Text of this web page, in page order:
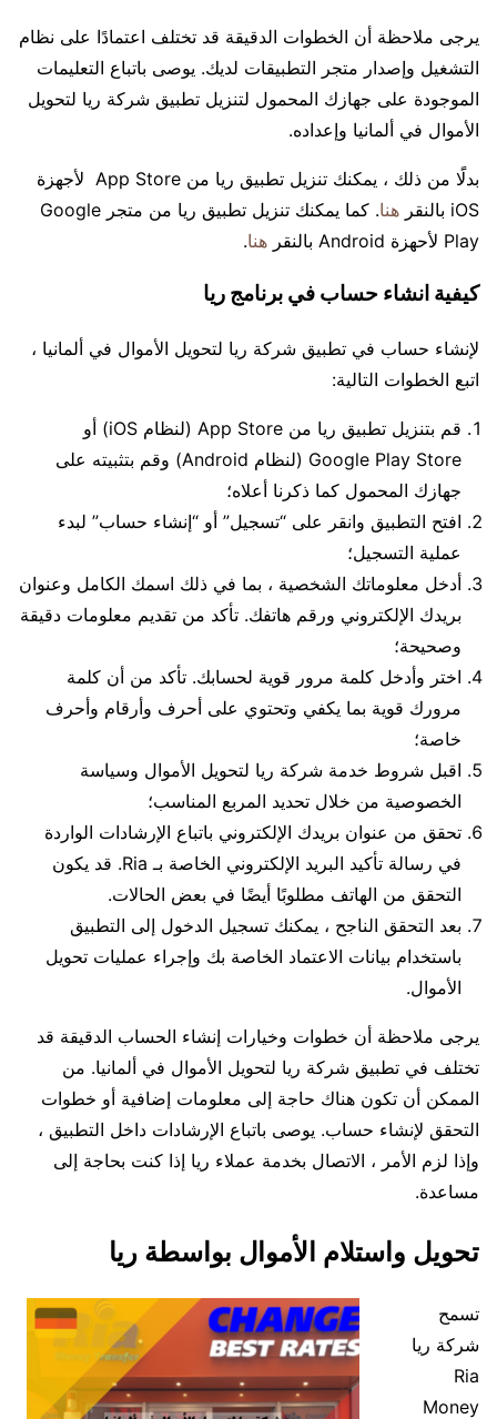
يرجى ملاحظة أن الخطوات الدقيقة قد تختلف اعتمادًا على نظام
التشغيل وإصدار متجر التطبيقات لديك. يوصى باتباع التعليمات
الموجودة على جهازك المحمول لتنزيل تطبيق شركة ريا لتحويل
الأموال في ألمانيا وإعداده.
بدلًَا من ذلك ، يمكنك تنزيل تطبيق ريا من App Store لأجهزة
iOS بالنقر
هنا
. كما يمكنك تنزيل تطبيق ريا من متجر Google
Play لأحهزة Android بالنقر
هنا.
كيفية انشاء حساب في برنامج ريا
لإنشاء حساب في تطبيق شركة ريا لتحويل الأموال في ألمانيا ،
اتبع الخطوات التالية:
قم بتنزيل تطبيق ريا من App Store (لنظام iOS) أو
Google Play Store (لنظام Android) وقم بتثبيته على
جهازك المحمول كما ذكرنا أعلاه؛
افتح التطبيق وانقر على “تسجيل” أو “إنشاء حساب” لبدء
عملية التسجيل؛
أدخل معلوماتك الشخصية ، بما في ذلك اسمك الكامل وعنوان
بريدك الإلكتروني ورقم هاتفك. تأكد من تقديم معلومات دقيقة
وصحيحة؛
اختر وأدخل كلمة مرور قوية لحسابك. تأكد من أن كلمة
مرورك قوية بما يكفي وتحتوي على أحرف وأرقام وأحرف
خاصة؛
اقبل شروط خدمة شركة ريا لتحويل الأموال وسياسة
الخصوصية من خلال تحديد المربع المناسب؛
تحقق من عنوان بريدك الإلكتروني باتباع الإرشادات الواردة
في رسالة تأكيد البريد الإلكتروني الخاصة بـ Ria. قد يكون
التحقق من الهاتف مطلوبًا أيضًا في بعض الحالات.
بعد التحقق الناجح ، يمكنك تسجيل الدخول إلى التطبيق
باستخدام بيانات الاعتماد الخاصة بك وإجراء عمليات تحويل
الأموال.
يرجى ملاحظة أن خطوات وخيارات إنشاء الحساب الدقيقة قد
تختلف في تطبيق شركة ريا لتحويل الأموال في ألمانيا. من
الممكن أن تكون هناك حاجة إلى معلومات إضافية أو خطوات
التحقق لإنشاء حساب. يوصى باتباع الإرشادات داخل التطبيق ،
وإذا لزم الأمر ، الاتصال بخدمة عملاء ريا إذا كنت بحاجة إلى
مساعدة.
تحويل واستلام الأموال بواسطة ريا
تسمح
شركة ريا
Ria
Money